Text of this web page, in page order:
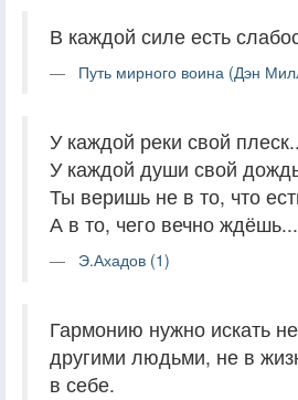
В каждой силе есть
Путь мирного воина (Дэн
У каждой реки свой
У каждой души свой
Ты веришь не в то, что
А в то, чего вечно ждёшь...
Э.Ахадов (1)
Гармонию нужно искать
другими людьми, не в
в себе.